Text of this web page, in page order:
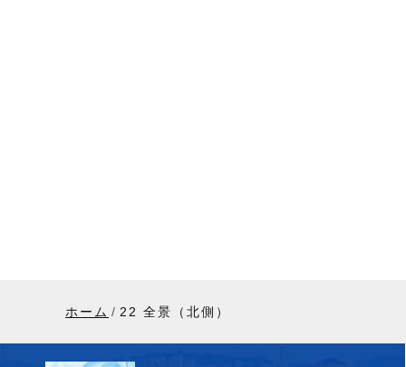
ホーム 22 全景（北側）